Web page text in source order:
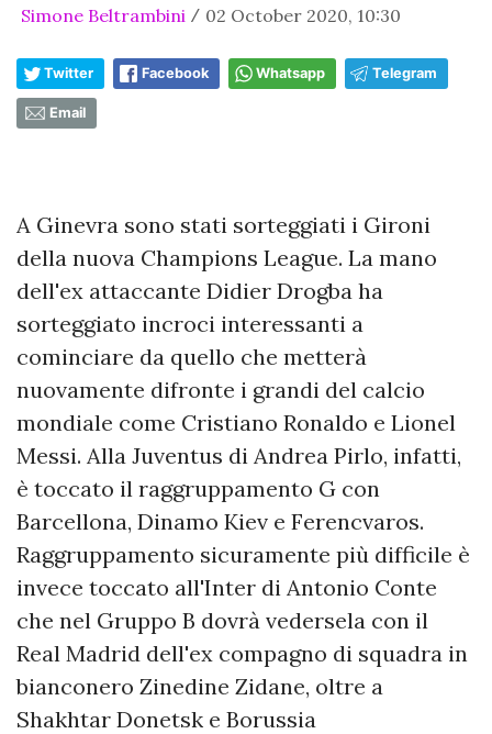
Simone Beltrambini / 02 October 2020, 10:30
Twitter Facebook Whatsapp Telegram
Email
A Ginevra sono stati sorteggiati i Gironi
della nuova Champions League. La mano
dell'ex attaccante Didier Drogba ha
sorteggiato incroci interessanti a
cominciare da quello che metterà
nuovamente difronte i grandi del calcio
mondiale come Cristiano Ronaldo e Lionel
Messi. Alla Juventus di Andrea Pirlo, infatti,
è toccato il raggruppamento G con
Barcellona, Dinamo Kiev e Ferencvaros.
Raggruppamento sicuramente più difficile è
invece toccato all'Inter di Antonio Conte
che nel Gruppo B dovrà vedersela con il
Real Madrid dell'ex compagno di squadra in
bianconero Zinedine Zidane, oltre a
Shakhtar Donetsk e Borussia